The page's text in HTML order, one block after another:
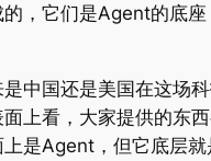
的，它们是Agent的底座
中国还是美国在这场
上看，大家提供的东
是Agent，但它底层就